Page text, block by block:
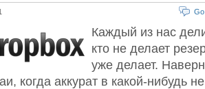
Каждый из нас
кто не делает
уже делает.
когда аккурат в какой-нибудь